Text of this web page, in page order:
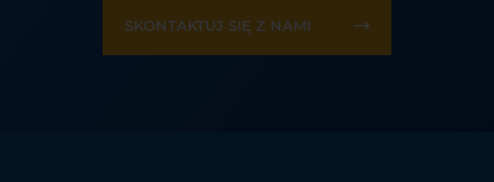
SKONTAKTUJ SIĘ Z NAMI